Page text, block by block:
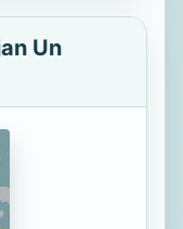
Un